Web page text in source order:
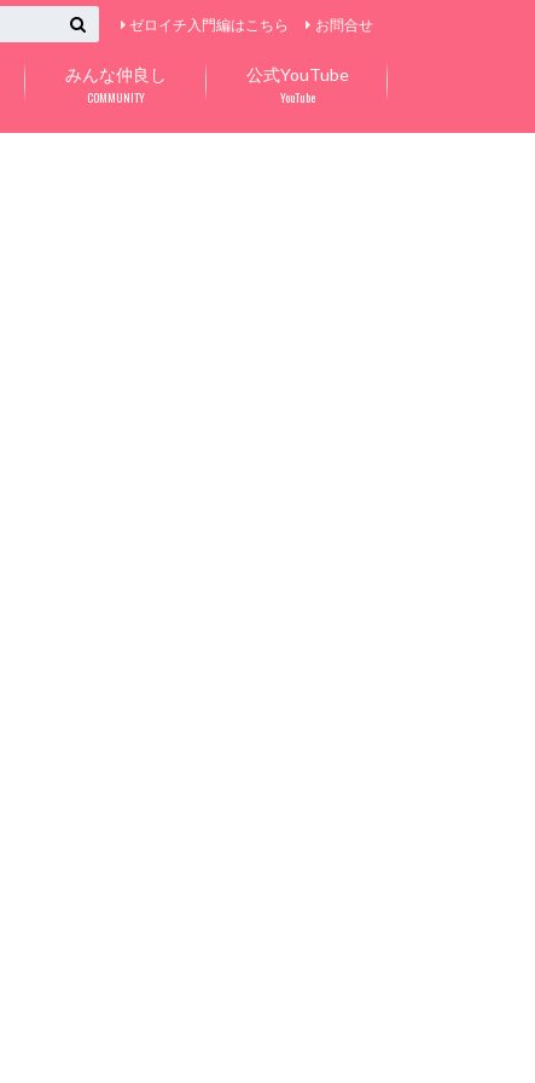
ゼロイチ入門編はこちら お問合せ
みんな仲良し
COMMUNITY
公式YouTube
YouTube